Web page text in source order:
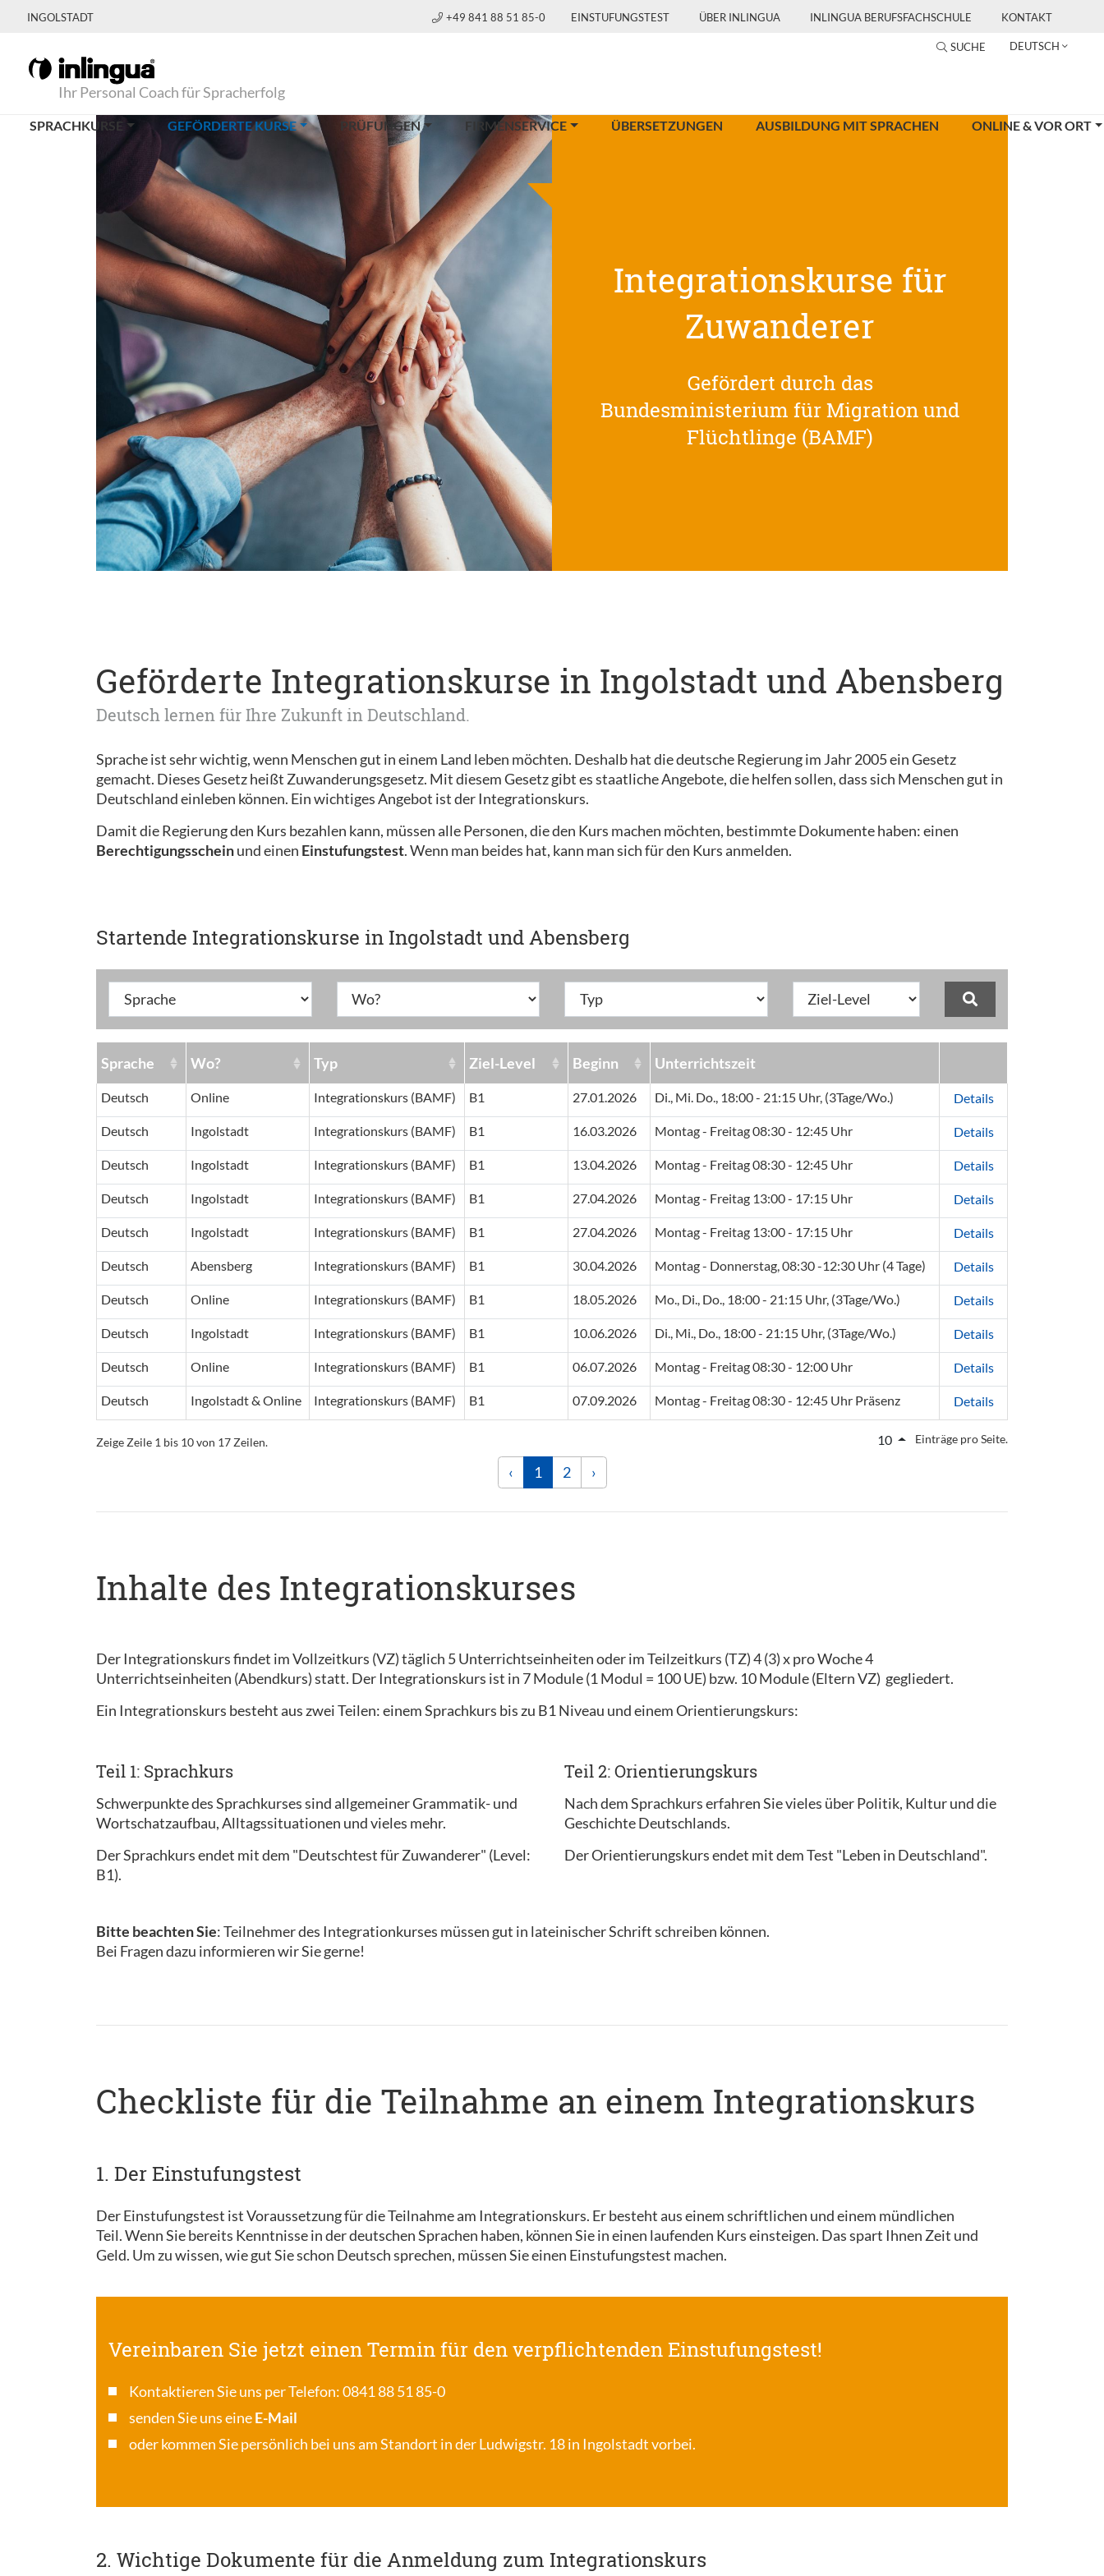
INGOLSTADT +49 841 88 51 85-0 EINSTUFUNGSTEST ÜBER INLINGUA INLINGUA BERUFSFACHSCHULE KONTAKT
SUCHE DEUTSCH
Ihr Personal Coach für Spracherfolg
SPRACHKURSE GEFÖRDERTE KURSE(CURRENT)PRÜFUNGEN FIRMENSERVICE ÜBERSETZUNGEN AUSBILDUNG MIT SPRACHEN ONLINE & VOR ORT
Integrationskurse für
Zuwanderer
Gefördert durch das
Bundesministerium für Migration und
Flüchtlinge (BAMF)
Geförderte Integrationskurse in Ingolstadt und Abensberg
Deutsch lernen für Ihre Zukunft in Deutschland.
Sprache ist sehr wichtig, wenn Menschen gut in einem Land leben möchten. Deshalb hat die deutsche Regierung im Jahr 2005 ein Gesetz
gemacht. Dieses Gesetz heißt Zuwanderungsgesetz. Mit diesem Gesetz gibt es staatliche Angebote, die helfen sollen, dass sich Menschen gut in
Deutschland einleben können. Ein wichtiges Angebot ist der Integrationskurs.
Damit die Regierung den Kurs bezahlen kann, müssen alle Personen, die den Kurs machen möchten, bestimmte Dokumente haben: einen
Berechtigungsscheinund einen Einstufungstest. Wenn man beides hat, kann man sich für den Kurs anmelden.
Startende Integrationskurse in Ingolstadt und Abensberg
Sprache Wo? Typ Ziel-Level Beginn Unterrichtszeit
Deutsch Online Integrationskurs (BAMF) B1 27.01.2026 Di., Mi. Do., 18:00 - 21:15 Uhr, (3Tage/Wo.) Details
Deutsch Ingolstadt Integrationskurs (BAMF) B1 16.03.2026 Montag - Freitag 08:30 - 12:45 Uhr Details
Deutsch Ingolstadt Integrationskurs (BAMF) B1 13.04.2026 Montag - Freitag 08:30 - 12:45 Uhr Details
Deutsch Ingolstadt Integrationskurs (BAMF) B1 27.04.2026 Montag - Freitag 13:00 - 17:15 Uhr Details
Deutsch Ingolstadt Integrationskurs (BAMF) B1 27.04.2026 Montag - Freitag 13:00 - 17:15 Uhr Details
Deutsch Abensberg Integrationskurs (BAMF) B1 30.04.2026 Montag - Donnerstag, 08:30 -12:30 Uhr (4 Tage) Details
Deutsch Online Integrationskurs (BAMF) B1 18.05.2026 Mo., Di., Do., 18:00 - 21:15 Uhr, (3Tage/Wo.) Details
Deutsch Ingolstadt Integrationskurs (BAMF) B1 10.06.2026 Di., Mi., Do., 18:00 - 21:15 Uhr, (3Tage/Wo.) Details
Deutsch Online Integrationskurs (BAMF) B1 06.07.2026 Montag - Freitag 08:30 - 12:00 Uhr Details
Deutsch Ingolstadt & Online Integrationskurs (BAMF) B1 07.09.2026 Montag - Freitag 08:30 - 12:45 Uhr Präsenz Details
Zeige Zeile 1 bis 10 von 17 Zeilen. 10 Einträge pro Seite.
‹ 1 2 ›
Inhalte des Integrationskurses
Der Integrationskurs findet im Vollzeitkurs (VZ) täglich 5 Unterrichtseinheiten oder im Teilzeitkurs (TZ) 4 (3) x pro Woche 4
Unterrichtseinheiten (Abendkurs) statt. Der Integrationskurs ist in 7 Module (1 Modul = 100 UE) bzw. 10 Module (Eltern VZ) gegliedert.
Ein Integrationskurs besteht aus zwei Teilen: einem Sprachkurs bis zu B1 Niveau und einem Orientierungskurs:
Teil 1: Sprachkurs
Schwerpunkte des Sprachkurses sind allgemeiner Grammatik- und
Wortschatzaufbau, Alltagssituationen und vieles mehr.
Der Sprachkurs endet mit dem "Deutschtest für Zuwanderer" (Level:
B1).
Teil 2: Orientierungskurs
Nach dem Sprachkurs erfahren Sie vieles über Politik, Kultur und die
Geschichte Deutschlands.
Der Orientierungskurs endet mit dem Test "Leben in Deutschland".
Bitte beachten Sie: Teilnehmer des Integrationkurses müssen gut in lateinischer Schrift schreiben können.
Bei Fragen dazu informieren wir Sie gerne!
Checkliste für die Teilnahme an einem Integrationskurs
1. Der Einstufungstest
Der Einstufungstest ist Voraussetzung für die Teilnahme am Integrationskurs. Er besteht aus einem schriftlichen und einem mündlichen
Teil. Wenn Sie bereits Kenntnisse in der deutschen Sprachen haben, können Sie in einen laufenden Kurs einsteigen. Das spart Ihnen Zeit und
Geld. Um zu wissen, wie gut Sie schon Deutsch sprechen, müssen Sie einen Einstufungstest machen.
Vereinbaren Sie jetzt einen Termin für den verpflichtenden Einstufungstest!
Kontaktieren Sie uns per Telefon: 0841 88 51 85-0
senden Sie uns eineE-Mail
oder kommen Sie persönlich bei uns am Standort in der Ludwigstr. 18 in Ingolstadt vorbei.
2. Wichtige Dokumente für die Anmeldung zum Integrationskurs